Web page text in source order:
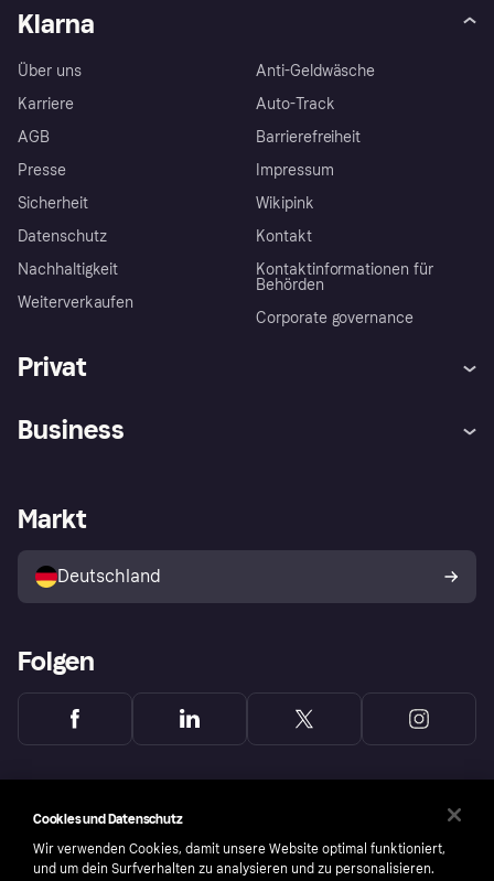
Klarna
Über uns
Karriere
AGB
Presse
Sicherheit
Datenschutz
Nachhaltigkeit
Weiterverkaufen
Anti-Geldwäsche
Auto-Track
Barrierefreiheit
Impressum
Wikipink
Kontakt
Kontaktinformationen für
Behörden
Corporate governance
Privat
Klarna App
Shops entdecken
Käuferschutzrichtlinie
Dein Widerrufsrecht
Business
Händlerportal
Markt
Deutschland
Folgen
Cookies und Datenschutz
Wir verwenden Cookies, damit unsere Website optimal funktioniert,
und um dein Surfverhalten zu analysieren und zu personalisieren.